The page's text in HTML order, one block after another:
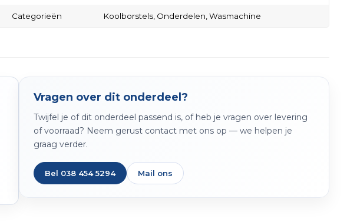
Categorieën Koolborstels, Onderdelen, Wasmachine
Vragen over dit onderdeel?
Twijfel je of dit onderdeel passend is, of heb je vragen over levering
of voorraad? Neem gerust contact met ons op — we helpen je
graag verder.
Bel 038 454 5294 Mail ons